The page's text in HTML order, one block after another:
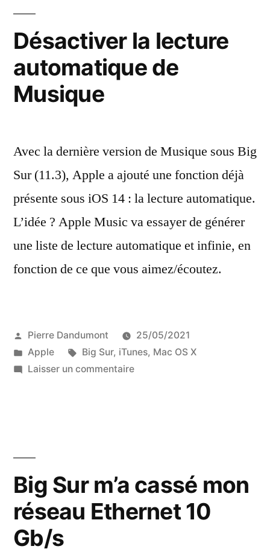
macOS
Désactiver la lecture
automatique de
Musique
Avec la dernière version de Musique sous Big
Sur (11.3), Apple a ajouté une fonction déjà
présente sous iOS 14 : la lecture automatique.
L’idée ? Apple Music va essayer de générer
une liste de lecture automatique et infinie, en
fonction de ce que vous aimez/écoutez.
Publié
par
Pierre Dandumont
25/05/2021
Publié
dans
Apple Étiquettes :
Big Sur, iTunes, Mac OS X
Laisser un commentairesur
Big Sur m’a cassé mon
réseau Ethernet 10
Gb/s